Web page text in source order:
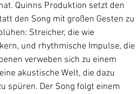
Quinns Produktion setzt den
den Song mit großen Gesten zu
Streicher, die wie
und rhythmische Impulse, die
verweben sich zu einem
akustische Welt, die dazu
spüren. Der Song folgt einem